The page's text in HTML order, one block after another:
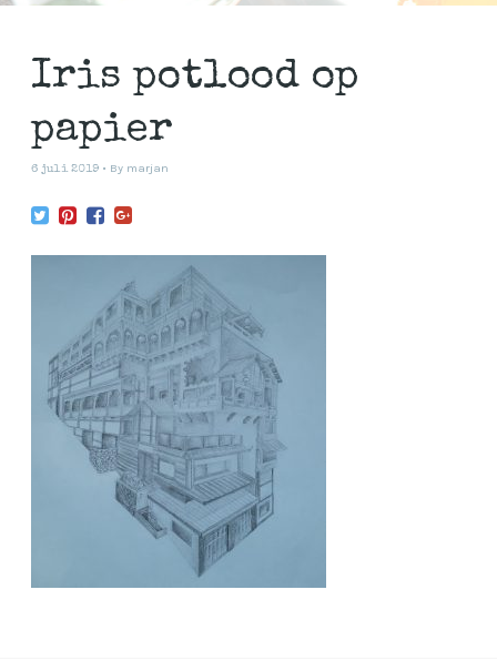
Iris potlood op
papier
6 juli 2019 By marjan